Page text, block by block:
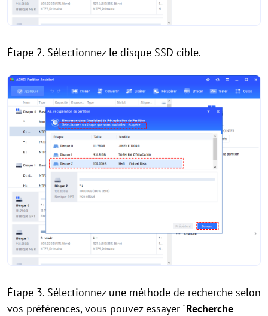
Étape 2. Sélectionnez le disque SSD cible.
Étape 3. Sélectionnez une méthode de recherche selon
vos préférences, vous pouvez essayer "Recherche